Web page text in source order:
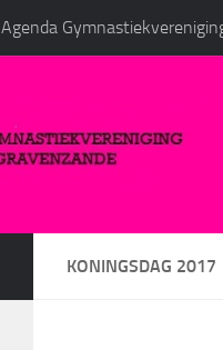
Agenda
KONINGSDAG 2017